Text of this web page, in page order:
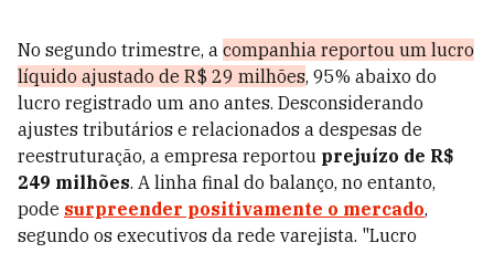
No segundo trimestre, a companhia reportou um lucro
líquido ajustado de R$ 29 milhões, 95% abaixo do
lucro registrado um ano antes. Desconsiderando
ajustes tributários e relacionados a despesas de
reestruturação, a empresa reportou prejuízo de R$
249 milhões. A linha final do balanço, no entanto,
pode surpreender positivamente o mercado,
segundo os executivos da rede varejista. "Lucro